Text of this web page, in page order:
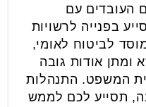
העובדים עם
בפנייה לרשויות
לביטוח לאומי,
ומתן אודות גובה
המשפט. התנהלות
תסייע לכם לממש